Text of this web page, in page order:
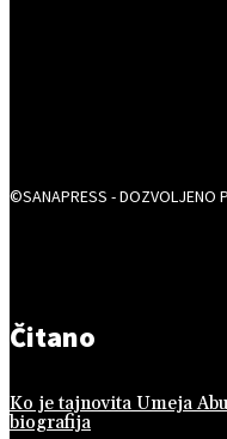
©SANAPRESS - DOZVOLJENO
Čitano
Ko je tajnovita Umeja
biografija